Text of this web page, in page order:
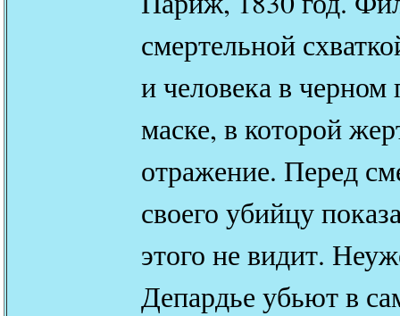
смертельной
и человека в
маске, в которой
отражение. Перед
своего убийцу
этого не видит.
Депардье убьют в